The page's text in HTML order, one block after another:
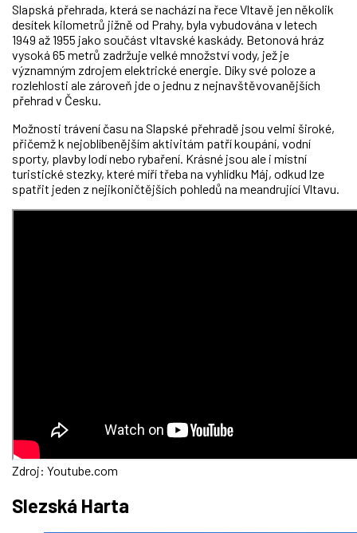
Slapská přehrada, která se nachází na řece Vltavě jen několik
desítek kilometrů jižně od Prahy, byla vybudována v letech
1949 až 1955 jako součást vltavské kaskády. Betonová hráz
vysoká 65 metrů zadržuje velké množství vody, jež je
významným zdrojem elektrické energie. Díky své poloze a
rozlehlosti ale zároveň jde o jednu z nejnavštěvovanějších
přehrad v Česku.
Možnosti trávení času na Slapské přehradě jsou velmi široké,
přičemž k nejoblíbenějším aktivitám patří koupání, vodní
sporty, plavby lodí nebo rybaření. Krásné jsou ale i místní
turistické stezky, které míří třeba na vyhlídku Máj, odkud lze
spatřit jeden z nejikoničtějších pohledů na meandrující Vltavu.
Zdroj: Youtube.com
Slezská Harta